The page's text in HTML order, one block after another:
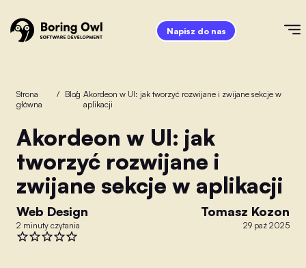
Napisz do nas
Strona
główna
/ Blog
/ Akordeon w UI: jak tworzyć rozwijane i zwijane sekcje w
aplikacji
Akordeon w UI: jak
tworzyć rozwijane i
zwijane sekcje w aplikacji
Web Design
2 minuty czytania
Tomasz Kozon
29 paź 2025